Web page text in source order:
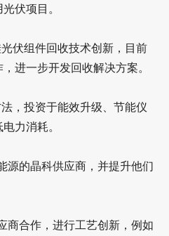
伏项目。
伏组件回收技术创新，目前
进一步开发回收解决方案。
，投资于能效升级、节能仪
力消耗。
源的晶科供应商，并提升他们
商合作，进行工艺创新，例如